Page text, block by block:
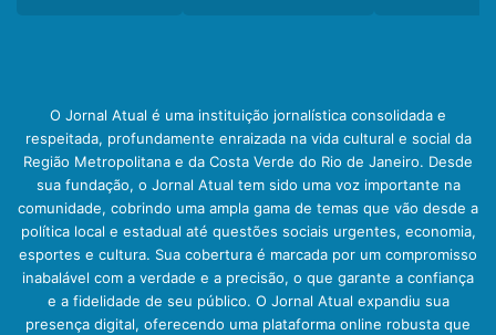
O Jornal Atual é uma instituição jornalística consolidada e
respeitada, profundamente enraizada na vida cultural e social da
Região Metropolitana e da Costa Verde do Rio de Janeiro. Desde
sua fundação, o Jornal Atual tem sido uma voz importante na
comunidade, cobrindo uma ampla gama de temas que vão desde a
política local e estadual até questões sociais urgentes, economia,
esportes e cultura. Sua cobertura é marcada por um compromisso
inabalável com a verdade e a precisão, o que garante a confiança
e a fidelidade de seu público. O Jornal Atual expandiu sua
presença digital, oferecendo uma plataforma online robusta que